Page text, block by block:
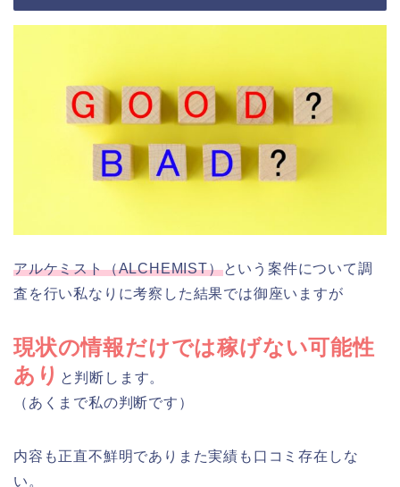
アルケミスト（ALCHEMIST）という案件について調
査を行い私なりに考察した結果では御座いますが
現状の情報だけでは稼げない可能性
あり と判断します。
（あくまで私の判断です）
内容も正直不鮮明でありまた実績も口コミ存在しな
い。